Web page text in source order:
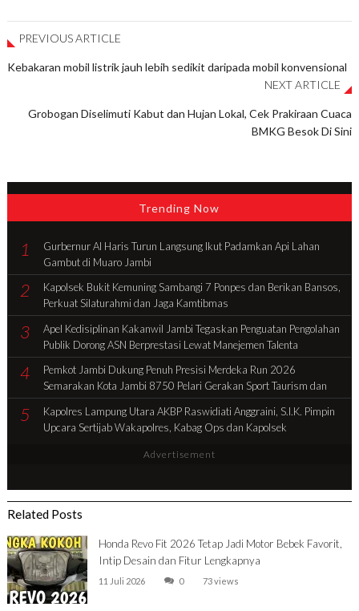
PREVIOUS ARTICLE
Kebakaran mobil listrik jauh lebih sedikit daripada mobil konvensional
NEXT ARTICLE
Grobogan Diselimuti Kabut dan Hujan Lokal, Cek Prakiraan Cuaca
BMKG Besok Di Sini
Trending Now
1
Gurbernur Al Haris Turun Langsung Ikut Padamkan Api Lahan
Gambut di Muaro Jambi
2
Kapolsek Bukit Kemuning Sambangi 7 Ponpes dan Berikan Bansos,
Perkuat Silaturahmi dan Jaga Kamtibmas
3
Apel Kedisiplinan Kakanwil Jambi Tegaskan Penguatan Pengolahan
Publik Dorong ASN Berprestasi Lewat Manejemen Talenta
4
Pemkot Jambi Dukung Penuh Presisi Merdeka Run 2026
Semarakan Kota Jambi 8750 Pelari Gerakan Sport Taurism dan
Tingkatan Ekonomi Daerah
5
Kapolres Lampung Utara AKBP Raswidiati Anggraini, S.I.K. Pimpin
Upcara Sertijab Wakapolres, Kabag Ops dan Kapolsek
Advertisement
Related Posts
Honda Revo Fit 2026 Tetap Jadi Motor Bebek Favorit,
Intip Desain dan Fitur Lengkapnya
11 Juli 2026 0 73 views